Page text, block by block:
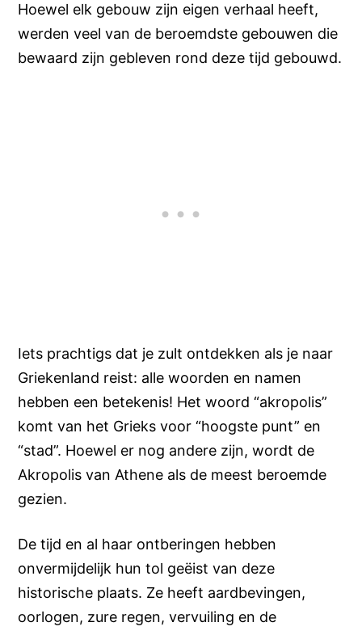
Hoewel elk gebouw zijn eigen verhaal heeft,
werden veel van de beroemdste gebouwen die
bewaard zijn gebleven rond deze tijd gebouwd.
Iets prachtigs dat je zult ontdekken als je naar
Griekenland reist: alle woorden en namen
hebben een betekenis! Het woord “akropolis”
komt van het Grieks voor “hoogste punt” en
“stad”. Hoewel er nog andere zijn, wordt de
Akropolis van Athene als de meest beroemde
gezien.
De tijd en al haar ontberingen hebben
onvermijdelijk hun tol geëist van deze
historische plaats. Ze heeft aardbevingen,
oorlogen, zure regen, vervuiling en de